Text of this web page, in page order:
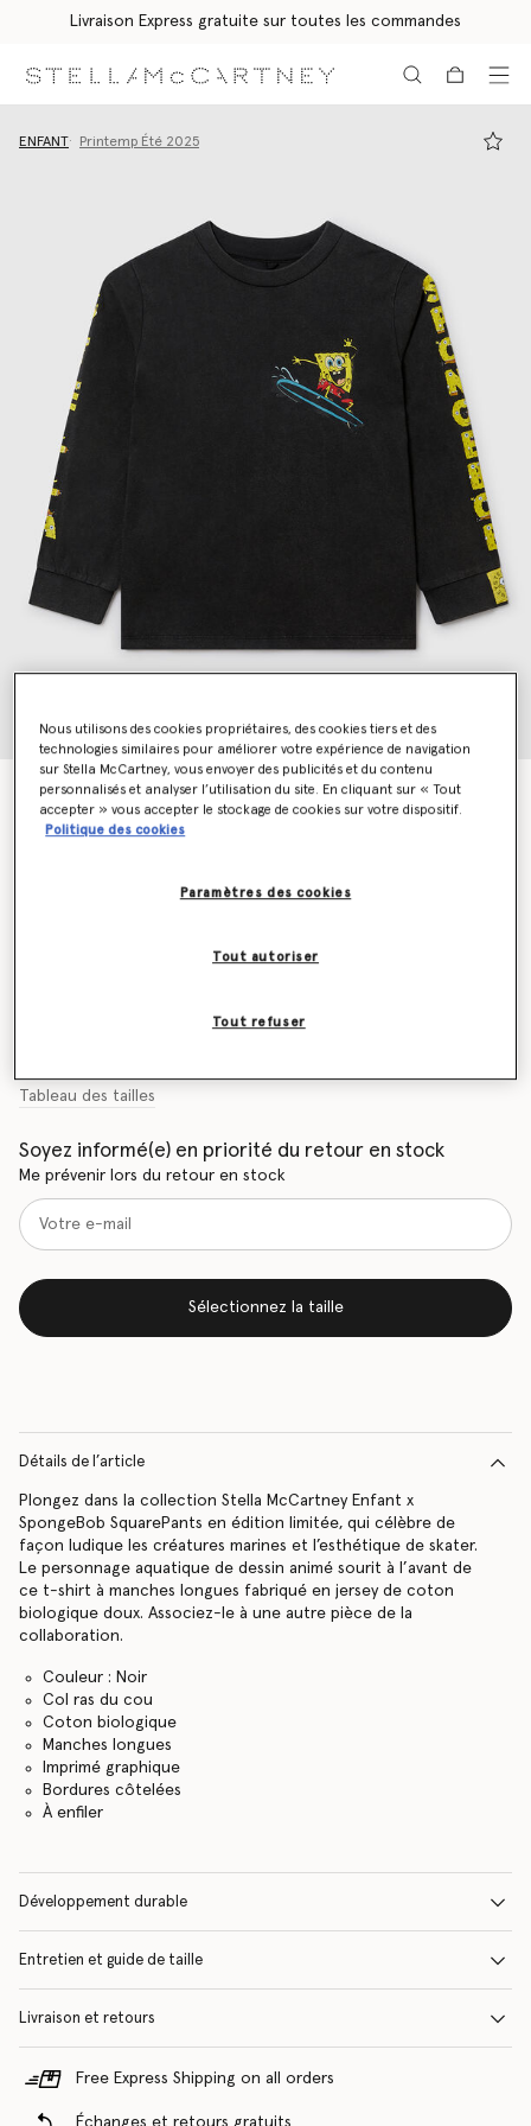
Livraison Express gratuite sur toutes les commandes
ENFANT Printemp Été 2025
T shirt graphique a manches longues Bob l eponge
Prix réduit à partir de
€80.00jusqu’à
€48.00
Tableau des tailles
Soyez informé(e) en priorité du retour en stock
Me prévenir lors du retour en stock
Sélectionnez la taille
Détails de l’article
Plongez dans la collection Stella McCartney Enfant x
SpongeBob SquarePants en édition limitée, qui célèbre de
façon ludique les créatures marines et l’esthétique de skater.
Le personnage aquatique de dessin animé sourit à l’avant de
ce t-shirt à manches longues fabriqué en jersey de coton
biologique doux. Associez-le à une autre pièce de la
collaboration.
Couleur : Noir
Col ras du cou
Coton biologique
Manches longues
Imprimé graphique
Bordures côtelées
À enfiler
Développement durable
Entretien et guide de taille
Livraison et retours
Free Express Shipping on all orders
Échanges et retours gratuits
Nous utilisons des cookies propriétaires, des cookies tiers et des
technologies similaires pour améliorer votre expérience de navigation
sur Stella McCartney, vous envoyer des publicités et du contenu
personnalisés et analyser l’utilisation du site. En cliquant sur « Tout
accepter » vous accepter le stockage de cookies sur votre dispositif.
Politique des cookies
Paramètres des cookies
Tout refuser
Tout autoriser